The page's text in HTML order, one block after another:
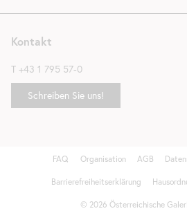
Kontakt
T +43 1 795 57-0
Schreiben Sie uns!
Fußzeile
FAQ Organisation AGB
Barrierefreiheitserklärung
© 2026 Österreichische